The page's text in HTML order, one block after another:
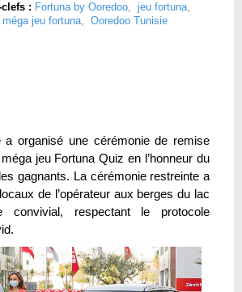
clefs : Fortuna by Ooredoo, jeu fortuna,
méga jeu fortuna, Ooredoo Tunisie
a organisé une cérémonie de remise
jeu Fortuna Quiz en l’honneur du
gagnants. La cérémonie restreinte a
de l’opérateur aux berges du lac
convivial, respectant le protocole